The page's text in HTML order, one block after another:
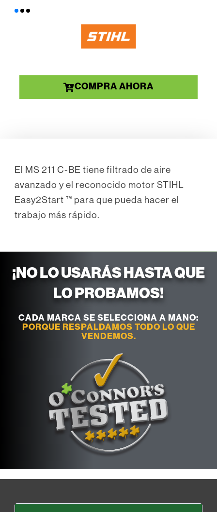
COMPRA AHORA
El MS 211 C-BE tiene filtrado de aire
avanzado y el reconocido motor STIHL
Easy2Start ™ para que pueda hacer el
trabajo más rápido.
¡NO LO USARÁS HASTA QUE
LO PROBAMOS!
CADA MARCA SE SELECCIONA A MANO:
PORQUE RESPALDAMOS TODO LO QUE
VENDEMOS.